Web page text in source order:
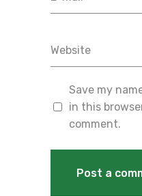
Save my
in this
comment.